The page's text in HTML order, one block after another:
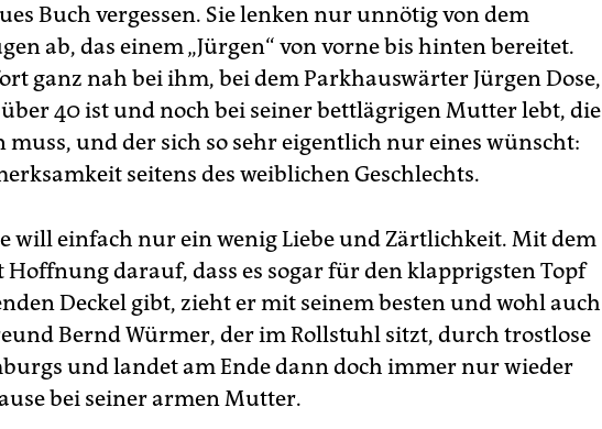
Buch vergessen. Sie lenken nur unnötig von dem
ab, das einem „Jürgen“ von vorne bis hinten bereitet.
ganz nah bei ihm, bei dem Parkhauswärter Jürgen Dose,
40 ist und noch bei seiner bettlägrigen Mutter lebt, die
muss, und der sich so sehr eigentlich nur eines wünscht:
seitens des weiblichen Geschlechts.
will einfach nur ein wenig Liebe und Zärtlichkeit. Mit dem
Hoffnung darauf, dass es sogar für den klapprigsten Topf
Deckel gibt, zieht er mit seinem besten und wohl auch
Bernd Würmer, der im Rollstuhl sitzt, durch trostlose
und landet am Ende dann doch immer nur wieder
bei seiner armen Mutter.